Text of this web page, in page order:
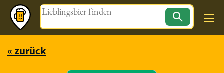
Magazin
« zurück